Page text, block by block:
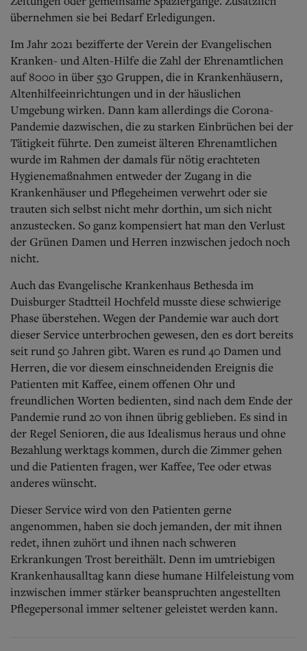
übernehmen sie bei Bedarf Erledigungen.
Im Jahr 2021 bezifferte der Verein der Evangelischen
Kranken- und Alten-Hilfe die Zahl der Ehrenamtlichen
auf 8000 in über 530 Gruppen, die in Krankenhäusern,
Altenhilfeeinrichtungen und in der häuslichen
Umgebung wirken. Dann kam allerdings die Corona-
Pandemie dazwischen, die zu starken Einbrüchen bei der
Tätigkeit führte. Den zumeist älteren Ehrenamtlichen
wurde im Rahmen der damals für nötig erachteten
Hygienemaßnahmen entweder der Zugang in die
Krankenhäuser und Pflegeheimen verwehrt oder sie
trauten sich selbst nicht mehr dorthin, um sich nicht
anzustecken. So ganz kompensiert hat man den Verlust
der Grünen Damen und Herren inzwischen jedoch noch
nicht.
Auch das Evangelische Krankenhaus Bethesda im
Duisburger Stadtteil Hochfeld musste diese schwierige
Phase überstehen. Wegen der Pandemie war auch dort
dieser Service unterbrochen gewesen, den es dort bereits
seit rund 50 Jahren gibt. Waren es rund 40 Damen und
Herren, die vor diesem einschneidenden Ereignis die
Patienten mit Kaffee, einem offenen Ohr und
freundlichen Worten bedienten, sind nach dem Ende der
Pandemie rund 20 von ihnen übrig geblieben. Es sind in
der Regel Senioren, die aus Idealismus heraus und ohne
Bezahlung werktags kommen, durch die Zimmer gehen
und die Patienten fragen, wer Kaffee, Tee oder etwas
anderes wünscht.
Dieser Service wird von den Patienten gerne
angenommen, haben sie doch jemanden, der mit ihnen
redet, ihnen zuhört und ihnen nach schweren
Erkrankungen Trost bereithält. Denn im umtriebigen
Krankenhausalltag kann diese humane Hilfeleistung vom
inzwischen immer stärker beanspruchten angestellten
Pflegepersonal immer seltener geleistet werden kann.